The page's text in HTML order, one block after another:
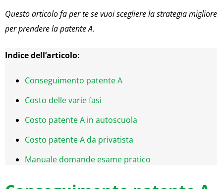
Questo articolo fa per te se vuoi scegliere la strategia migliore
per prendere la patente A.
Indice dell’articolo:
Conseguimento patente A
Costo delle varie fasi
Costo patente A in autoscuola
Costo patente A da privatista
Manuale domande esame pratico